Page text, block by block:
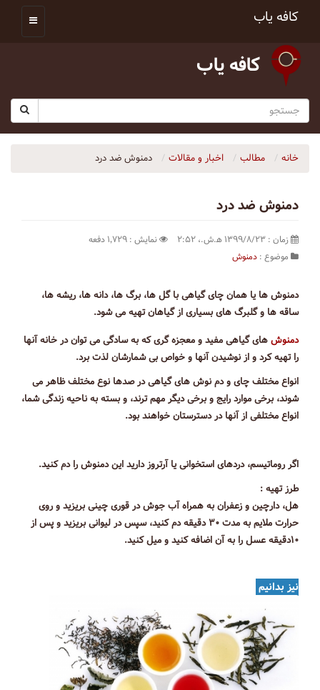
کافه یاب
کافه یاب
خانه مطالب اخبار و مقالات دمنوش ضد درد
دمنوش ضد درد
زمان : ۱۳۹۹/۸/۲۳ ه‍.ش.،‏ ۲:۵۲
نمایش : ۱٬۷۲۹ دفعه
موضوع : دمنوش
دمنوش ها یا همان چای گیاهی با گل ها، برگ ها، دانه ها، ریشه ها،
ساقه ها و گلبرگ های بسیاری از گیاهان تهیه می شود.
دمنوشهای گیاهی مفید و معجزه گری که به سادگی می توان در خانه آنها
را تهیه کرد و از نوشیدن آنها و خواص بی شمارشان لذت برد.
انواع مختلف چای و دم نوش های گیاهی در صدها نوع مختلف ظاهر می
شوند، برخی موارد رایج و برخی دیگر مهم ترند، و بسته به ناحیه زندگی شما،
انواع مختلفی از آنها در دسترستان خواهند بود.
اگر روماتیسم، دردهای استخوانی یا آرتروز دارید این دمنوش را دم کنید.
طرز تهیه :
هل، دارچین و زعفران به همراه آب جوش در قوری چینی بریزید و روی
حرارت ملایم به مدت ۳۰ دقیقه دم کنید، سپس در لیوانی بریزید و پس از
۱۰دقیقه عسل را به آن اضافه کنید و میل کنید.
نیز بدانیم